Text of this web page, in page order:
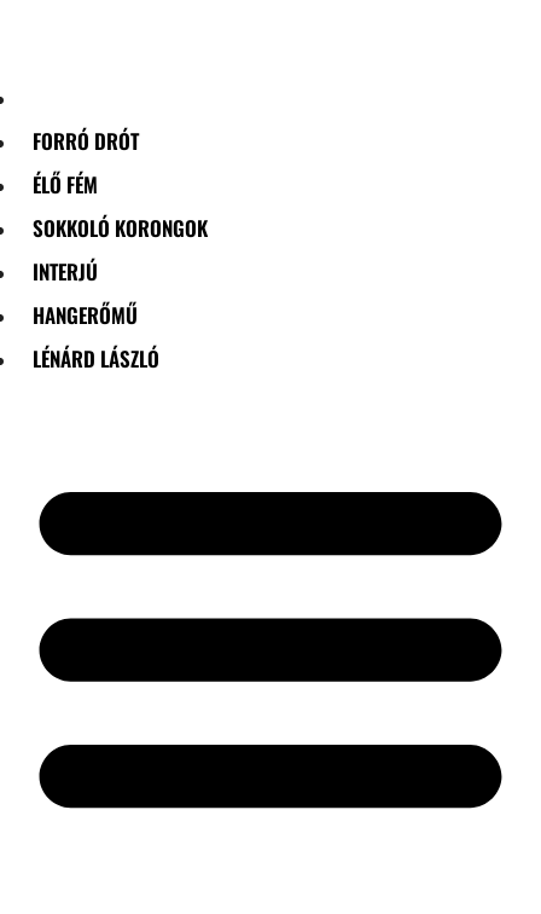
FORRÓ DRÓT
ÉLŐ FÉM
SOKKOLÓ KORONGOK
INTERJÚ
HANGERŐMŰ
LÉNÁRD LÁSZLÓ